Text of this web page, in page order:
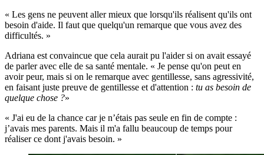
« Les gens ne peuvent aller mieux que lorsqu'ils réalisent qu'ils ont
besoin d'aide. Il faut que quelqu'un remarque que vous avez des
difficultés. »
Adriana est convaincue que cela aurait pu l'aider si on avait essayé
de parler avec elle de sa santé mentale. « Je pense qu'on peut en
avoir peur, mais si on le remarque avec gentillesse, sans agressivité,
en faisant juste preuve de gentillesse et d'attention : tu as besoin de
quelque chose ?»
« J'ai eu de la chance car je n’étais pas seule en fin de compte :
j’avais mes parents. Mais il m'a fallu beaucoup de temps pour
réaliser ce dont j'avais besoin. »